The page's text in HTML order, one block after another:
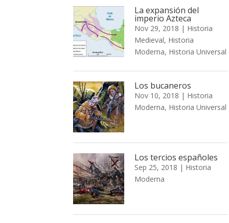
La expansión del
imperio Azteca
Nov 29, 2018 | Historia
Medieval, Historia
Moderna, Historia Universal
Los bucaneros
Nov 10, 2018 | Historia
Moderna, Historia Universal
Los tercios españoles
Sep 25, 2018 | Historia
Moderna